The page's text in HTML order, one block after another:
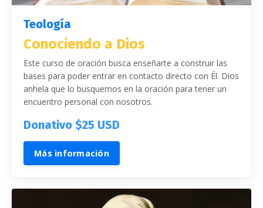
Teología
Conociendo a Dios
Este curso de oración busca enseñarte a construir las
bases para poder entrar en contacto directo con Él. Dios
anhela que lo busquemos en la oración para tener un
encuentro personal con nosotros.
Donativo $25 USD
Más información